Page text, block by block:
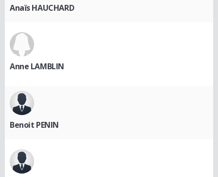
Anaïs HAUCHARD
Anne LAMBLIN
Benoit PENIN